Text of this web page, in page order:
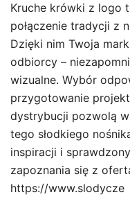
Kruche krówki z logo
połączenie tradycji z
Dzięki nim Twoja
odbiorcy –
wizualne. Wybór
przygotowanie
dystrybucji pozwolą
tego słodkiego
inspiracji i
zapoznania się z
https://www.slodycze